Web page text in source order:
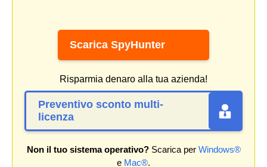
Scarica SpyHunter
Risparmia denaro alla tua azienda!
Preventivo sconto multi-
licenza
Non il tuo sistema operativo?Scarica per Windows®
e Mac®.